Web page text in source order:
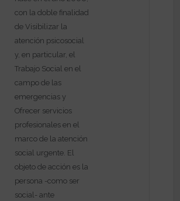
con la doble finalidad
de Visibilizar la
atención psicosocial
y, en particular, el
Trabajo Social en el
campo de las
emergencias y
Ofrecer servicios
profesionales en el
marco de la atención
social urgente. El
objeto de acción es la
persona -como ser
social- ante